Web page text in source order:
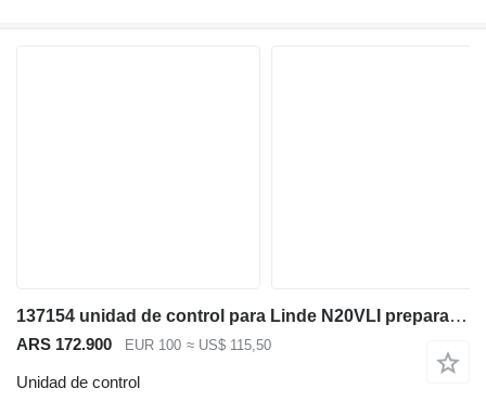
137154 unidad de control para Linde N20VLI preparador de pedidos
ARS 172.900 EUR 100 ≈ US$ 115,50
Unidad de control